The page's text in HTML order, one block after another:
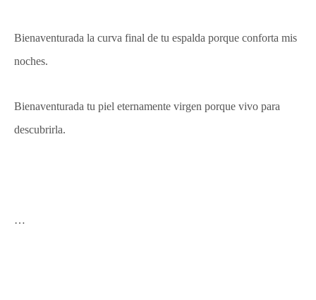
Bienaventurada la curva final de tu espalda porque conforta mis
noches.
Bienaventurada tu piel eternamente virgen porque vivo para
descubrirla.
…